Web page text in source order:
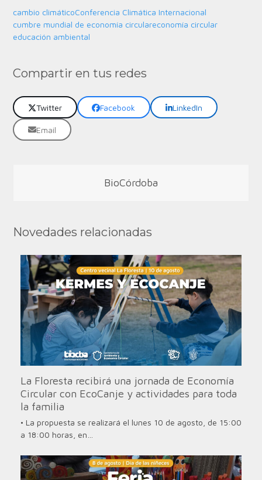
cambio climáticoConferencia Climática Internacional
cumbre mundial de economía circulareconomía circular
educación ambiental
Compartir en tus redes
Twitter Facebook LinkedIn
Email
BioCórdoba
Novedades relacionadas
La Floresta recibirá una jornada de Economía
Circular con EcoCanje y actividades para toda
la familia
• La propuesta se realizará el lunes 10 de agosto, de 15:00
a 18:00 horas, en…